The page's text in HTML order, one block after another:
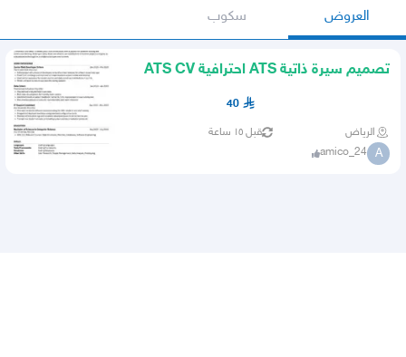
العروض سكوب
تصميم سيرة ذاتية ATS احترافية ATS CV
40
الرياض قبل ١٥ ساعة
A
amico_24